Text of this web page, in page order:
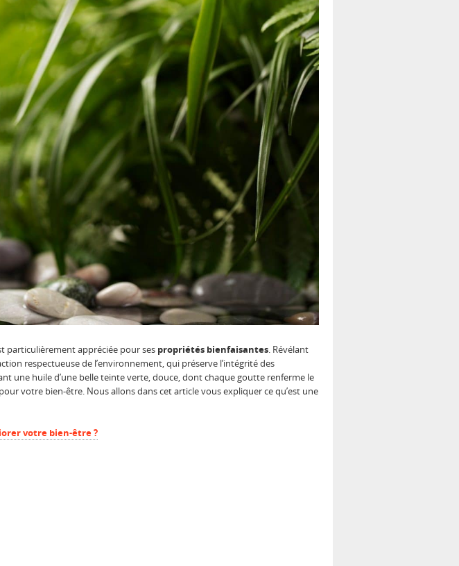
particulièrement appréciée pour ses propriétés bienfaisantes. Révélant
respectueuse de l’environnement, qui préserve l’intégrité des
une huile d’une belle teinte verte, douce, dont chaque goutte renferme le
votre bien-être. Nous allons dans cet article vous expliquer ce qu’est une
votre bien-être ?